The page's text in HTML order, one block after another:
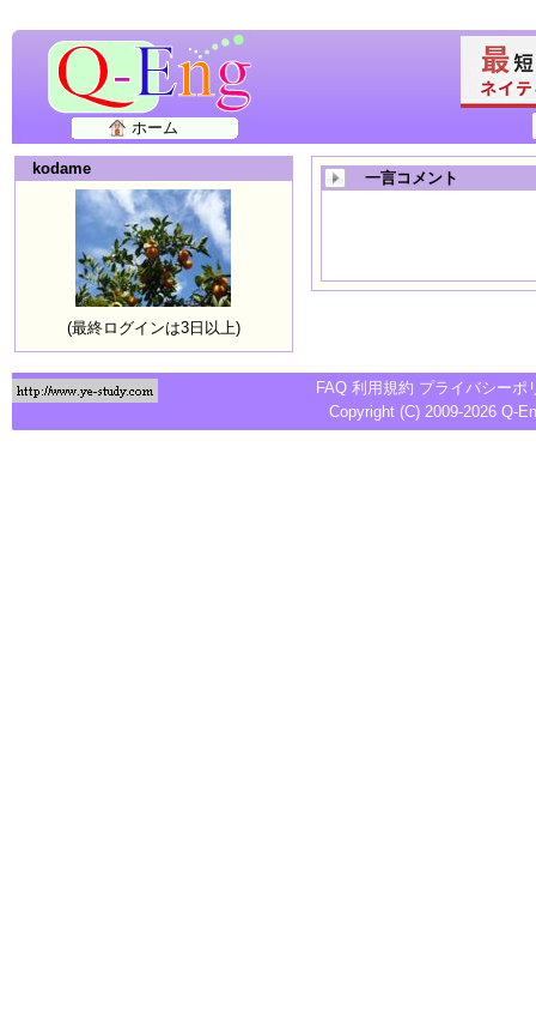
ホーム
kodame
(最終ログインは3日以上)
一言コメント
FAQ 利用規約 プライバシーポ
Copyright (C) 2009-2026 Q-